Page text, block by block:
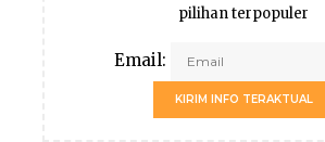
pilihan terpopuler
Email:
KIRIM INFO TERAKTUAL